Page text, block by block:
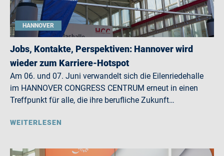
HANNOVER
Jobs, Kontakte, Perspektiven: Hannover wird
wieder zum Karriere-Hotspot
Am 06. und 07. Juni verwandelt sich die Eilenriedehalle
im HANNOVER CONGRESS CENTRUM erneut in einen
Treffpunkt für alle, die ihre berufliche Zukunft…
WEITERLESEN